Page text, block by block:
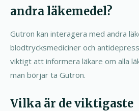
andra läkemedel?
Gutron kan interagera med andra
blodtrycksmediciner och
viktigt att informera läkare om alla
man börjar ta Gutron.
Vilka är de viktigaste